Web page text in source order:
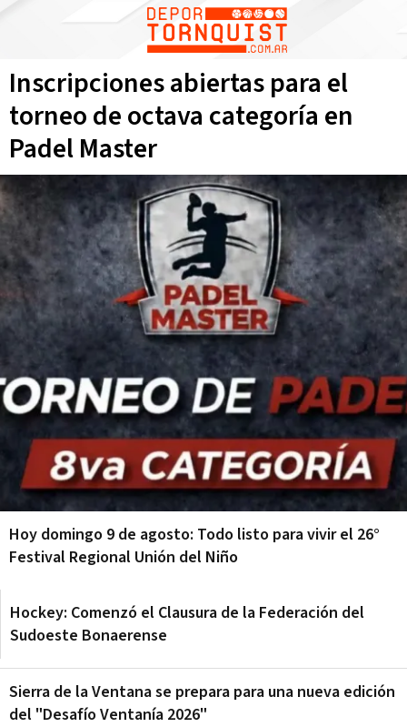
Inscripciones abiertas para el
torneo de octava categoría en
Padel Master
Hoy domingo 9 de agosto: Todo listo para vivir el 26°
Festival Regional Unión del Niño
Hockey: Comenzó el Clausura de la Federación del
Sudoeste Bonaerense
Sierra de la Ventana se prepara para una nueva edición
del "Desafío Ventanía 2026"